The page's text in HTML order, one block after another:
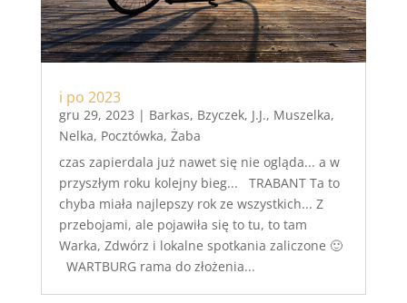
i po 2023
gru 29, 2023 | Barkas, Bzyczek, J.J., Muszelka,
Nelka, Pocztówka, Żaba
czas zapierdala już nawet się nie ogląda... a w
przyszłym roku kolejny bieg... TRABANT Ta to
chyba miała najlepszy rok ze wszystkich... Z
przebojami, ale pojawiła się to tu, to tam
Warka, Zdwórz i lokalne spotkania zaliczone 🙂
WARTBURG rama do złożenia...